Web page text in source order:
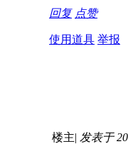
回复 点赞
使用道具 举报
楼主| 发表于